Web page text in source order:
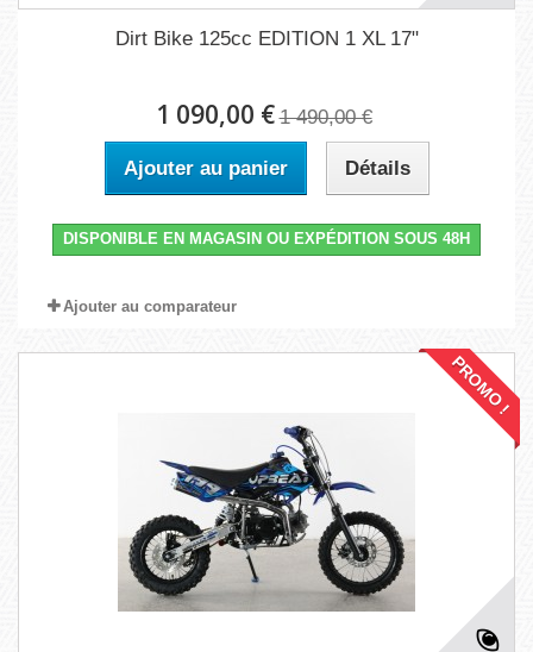
Dirt Bike 125cc EDITION 1 XL 17"
1 090,00 € 1 490,00 €
Ajouter au panier Détails
DISPONIBLE EN MAGASIN OU EXPÉDITION SOUS 48H
Ajouter au comparateur
PROMO !